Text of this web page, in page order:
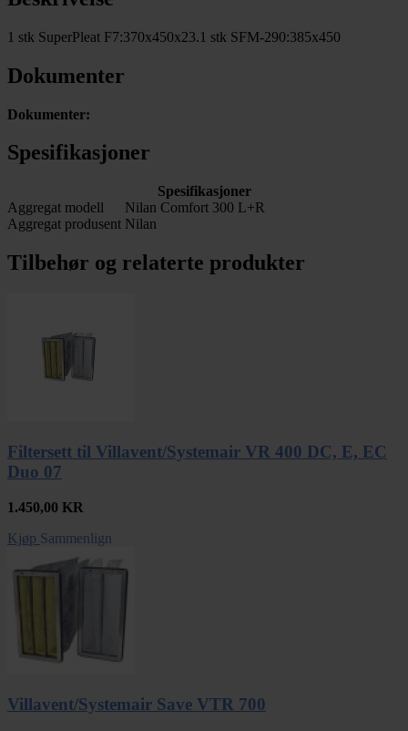
1 stk SuperPleat F7:370x450x23.1 stk SFM-290:385x450
Dokumenter
Dokumenter:
Spesifikasjoner
Spesifikasjoner
Aggregat modell
Nilan Comfort 300 L+R
Aggregat produsent Nilan
Tilbehør og relaterte produkter
Filtersett til Villavent/Systemair VR 400 DC, E, EC
Duo 07
1.450,00 KR
Kjøp Sammenlign
Villavent/Systemair Save VTR 700